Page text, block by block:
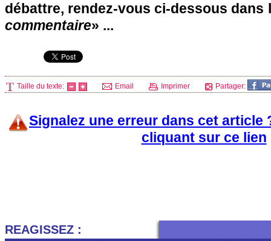
débattre, rendez-vous ci-dessous dans
commentaire» ...
Taille du texte: Email Imprimer Partager:
Signalez une erreur dans cet article
cliquant sur ce lien
REAGISSEZ :